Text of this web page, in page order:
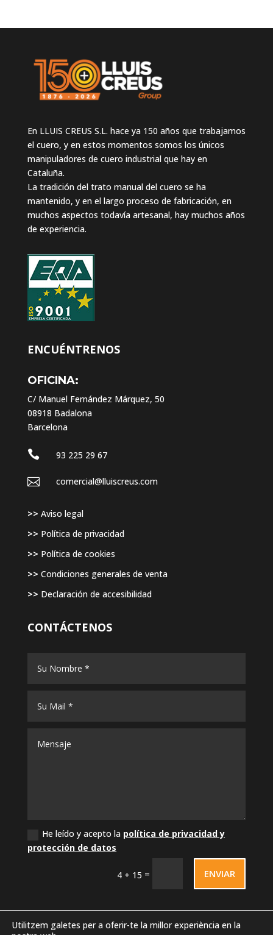
En LLUIS CREUS S.L. hace ya 150 años que trabajamos
el cuero, y en estos momentos somos los únicos
manipuladores de cuero industrial que hay en
Cataluña.
La tradición del trato manual del cuero se ha
mantenido, y en el largo proceso de fabricación, en
muchos aspectos todavía artesanal, hay muchos años
de experiencia.
ENCUÉNTRENOS
OFICINA:
C/ Manuel Fernández Márquez, 50
08918 Badalona
Barcelona
 93 225 29 67
 comercial@lluiscreus.com
>> Aviso legal
>> Política de privacidad
>> Política de cookies
>> Condiciones generales de venta
>> Declaración de accesibilidad
CONTÁCTENOS
He leído y acepto la política de privacidad y
protección de datos
4 + 15 = ENVIAR
Utilitzem galetes per a oferir-te la millor experiència en la